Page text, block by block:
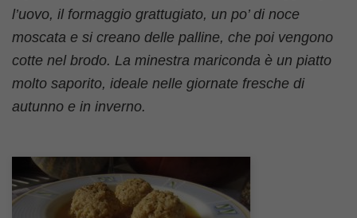
l’uovo, il formaggio grattugiato, un po’ di noce
moscata e si creano delle palline, che poi vengono
cotte nel brodo. La minestra mariconda è un piatto
molto saporito, ideale nelle giornate fresche di
autunno e in inverno.